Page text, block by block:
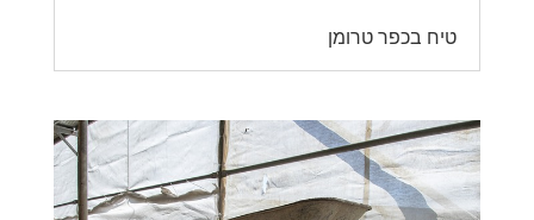
טיח בכפר טרומן